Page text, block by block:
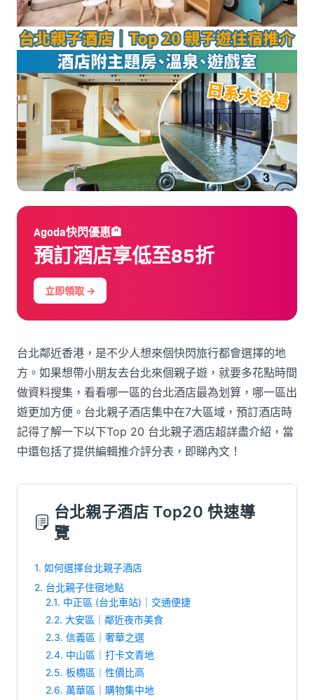
Agoda快閃優惠🏨
預訂酒店享低至85折
立即領取 →
台北鄰近香港，是不少人想來個快閃旅行都會選擇的地
方。如果想帶小朋友去台北來個親子遊，就要多花點時間
做資料搜集，看看哪一區的台北酒店最為划算，哪一區出
遊更加方便。台北親子酒店集中在7大區域，預訂酒店時
記得了解一下以下Top 20 台北親子酒店超詳盡介紹，當
中還包括了提供編輯推介評分表，即睇內文！
台北親子酒店 Top20 快速導
覽
1. 如何選擇台北親子酒店
2. 台北親子住宿地點
2.1. 中正區 (台北車站)｜交通便捷
2.2. 大安區｜鄰近夜市美食
2.3. 信義區｜奢華之選
2.4. 中山區｜打卡文青地
2.5. 板橋區｜性價比高
2.6. 萬華區｜購物集中地